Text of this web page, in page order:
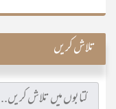
تلاش کریں